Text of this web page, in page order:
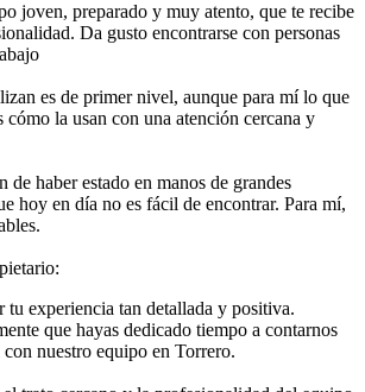
joven, preparado y muy atento, que te recibe
Da gusto encontrarse con personas
es de primer nivel, aunque para mí lo que
cómo la usan con una atención cercana y
de haber estado en manos de grandes
hoy en día no es fácil de encontrar. Para mí,
tu experiencia tan detallada y positiva.
que hayas dedicado tiempo a contarnos
nuestro equipo en Torrero.